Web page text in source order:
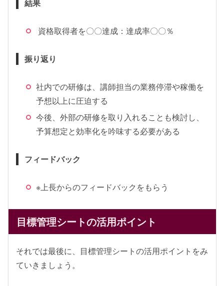
結果
資格取得者を〇〇達成：達成率〇〇％
振り返り
社内での研修は、講師担当の業務停滞や稼働を
予想以上に圧迫する
今後、外部の研修を取り入れることも検討し、
予算想定と効率化を吟味する必要がある
フィードバック
※上長からのフィードバックをもらう
目標管理シートの活用ポイント
それでは最後に、目標管理シートの活用ポイントをみ
ていきましょう。